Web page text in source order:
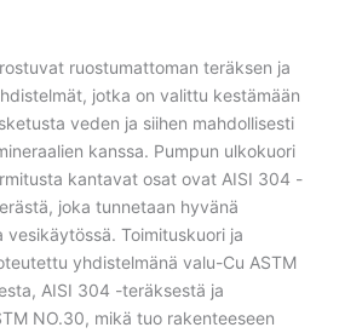
ruostumattoman teräksen ja
jotka on valittu kestämään
veden ja siihen mahdollisesti
kanssa. Pumpun ulkokuori
kantavat osat ovat AISI 304 -
joka tunnetaan hyvänä
vesikäytössä. Toimituskuori ja
yhdistelmänä valu-Cu ASTM
AISI 304 -teräksestä ja
NO.30, mikä tuo rakenteeseen